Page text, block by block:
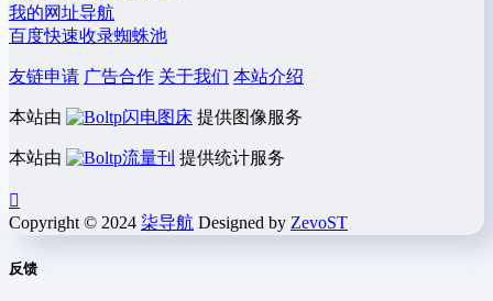
我的网址导航
百度快速收录蜘蛛池
友链申请 广告合作 关于我们 本站介绍
本站由 闪电图床 提供图像服务
本站由 流量刊 提供统计服务
Copyright © 2024 柒导航 Designed by ZevoST
反馈